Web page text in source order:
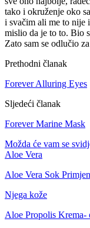
tako i okruženje oko
i svačim ali me to nije
mislio da je to to. Bio
Zato sam se odlučio
Prethodni članak
Forever Alluring Eyes
Sljedeći članak
Forever Marine Mask
Možda će vam se
Aloe Vera
Aloe Vera Sok
Njega kože
Aloe Propolis Krema-